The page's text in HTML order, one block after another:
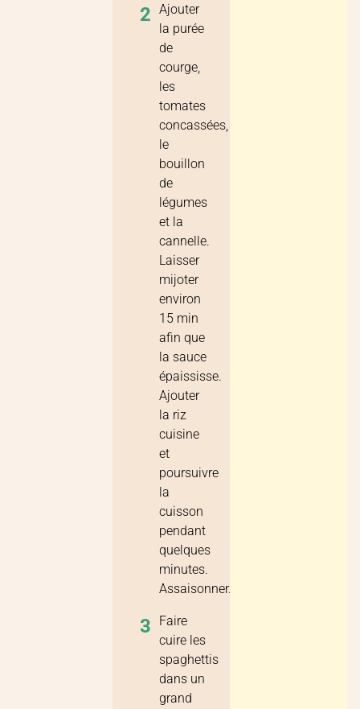
2 Ajouter
la purée
de
courge,
les
tomates
concassées,
le
bouillon
de
légumes
et la
cannelle.
Laisser
mijoter
environ
15 min
afin que
la sauce
épaississe.
Ajouter
la riz
cuisine
et
poursuivre
la
cuisson
pendant
quelques
minutes.
Assaisonner.
3
Faire
cuire les
spaghettis
dans un
grand